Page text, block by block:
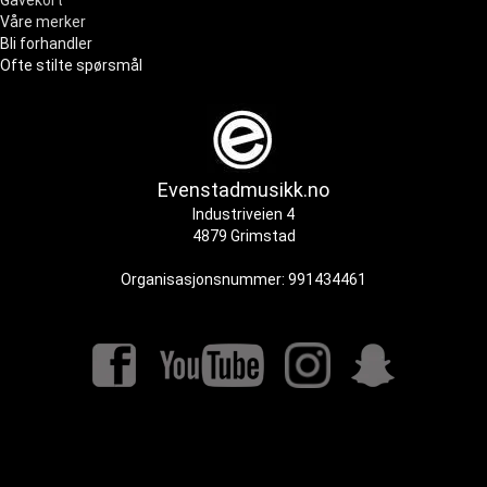
Våre merker
Bli forhandler
Ofte stilte spørsmål
Evenstadmusikk.no
Industriveien 4
4879 Grimstad
Organisasjonsnummer: 991434461